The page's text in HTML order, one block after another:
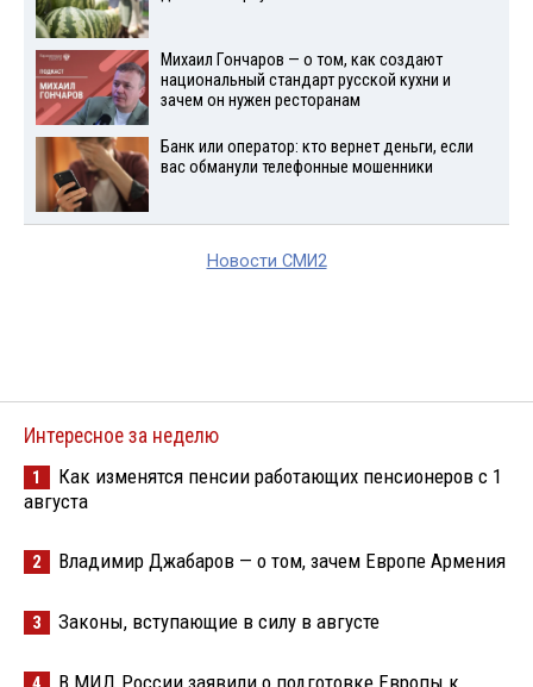
Михаил Гончаров — о том, как создают
национальный стандарт русской кухни и
зачем он нужен ресторанам
Банк или оператор: кто вернет деньги, если
вас обманули телефонные мошенники
Новости СМИ2
Интересное за неделю
1
Как изменятся пенсии работающих пенсионеров с 1
августа
2 Владимир Джабаров — о том, зачем Европе Армения
3 Законы, вступающие в силу в августе
В МИД России заявили о подготовке Европы к